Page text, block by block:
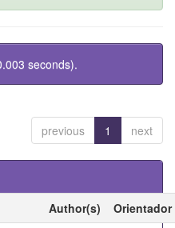
seconds).
previous 1 next
Author(s)
Orientador